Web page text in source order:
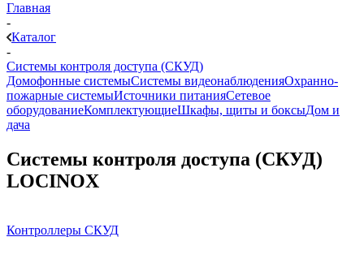
Главная
-
Каталог
-
Системы контроля доступа (СКУД)
Домофонные системыСистемы видеонаблюденияОхранно-
пожарные системыИсточники питанияСетевое
оборудованиеКомплектующиеШкафы, щиты и боксыДом и
дача
Системы контроля доступа (СКУД)
LOCINOX
Контроллеры СКУД